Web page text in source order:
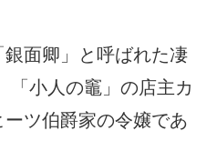
面卿」と呼ばれた凄
「小人の竈」の店主カ
ツ伯爵家の令嬢であ